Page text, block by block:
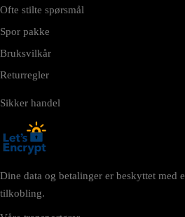
Ofte stilte spørsmål
Spor pakke
Bruksvilkår
Returregler
Sikker handel
Dine data og betalinger er beskyttet med
tilkobling.